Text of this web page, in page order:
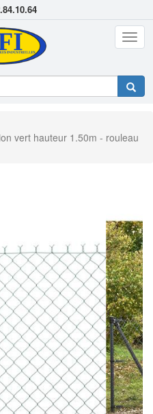
vert hauteur 1.50m - rouleau